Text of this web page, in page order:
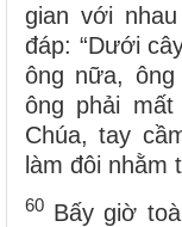
gian với
đáp: “Dưới
ông nữa,
ông phải
Chúa, tay
làm đôi nhằm
60 Bấy giờ